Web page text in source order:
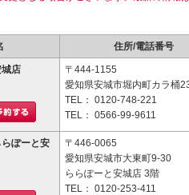
住所/電話番号
城店
〒444-1155
愛知県安城市堀内町カラ桶
TEL： 0120-748-221
TEL： 0566-99-9611
らぽーと安
〒446-0065
愛知県安城市大東町9-30
ららぽーと安城店 3階
TEL： 0120-253-411